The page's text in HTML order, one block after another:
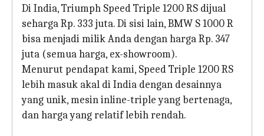
Di India, Triumph Speed ​​​​Triple 1200 RS dijual
seharga Rp. 333 juta. Di sisi lain, BMW S 1000 R
bisa menjadi milik Anda dengan harga Rp. 347
juta (semua harga, ex-showroom).
Menurut pendapat kami, Speed ​​​​Triple 1200 RS
lebih masuk akal di India dengan desainnya
yang unik, mesin inline-triple yang bertenaga,
dan harga yang relatif lebih rendah.